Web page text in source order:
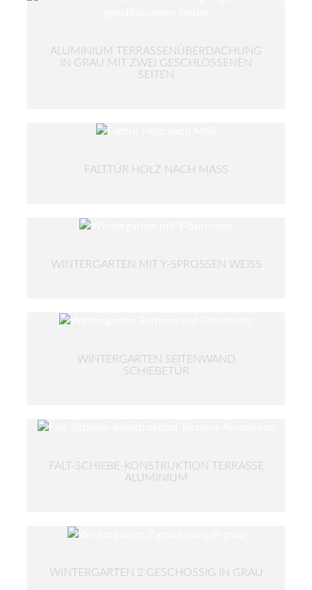
ALUMINIUM TERRASSENÜBERDACHUNG
IN GRAU MIT ZWEI GESCHLOSSENEN
SEITEN
FALTTÜR HOLZ NACH MASS
WINTERGARTEN MIT Y-SPROSSEN WEISS
WINTERGARTEN SEITENWAND
SCHIEBETÜR
FALT-SCHIEBE-KONSTRUKTION TERRASSE
ALUMINIUM
WINTERGARTEN 2 GESCHOSSIG IN GRAU